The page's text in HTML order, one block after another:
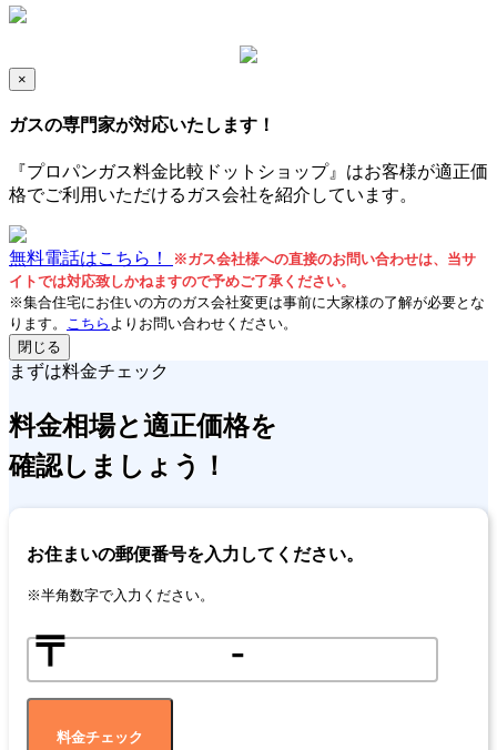
×
ガスの専門家が対応いたします！
『プロパンガス料金比較ドットショップ』はお客様が適正価
格でご利用いただけるガス会社を紹介しています。
無料電話はこちら！
※ガス会社様への直接のお問い合わせは、当サ
イトでは対応致しかねますので予めご了承ください。
※集合住宅にお住いの方のガス会社変更は事前に大家様の了解が必要とな
ります。 こちら よりお問い合わせください。
閉じる
まずは料金チェック
料金相場と適正価格を
確認しましょう！
お住まいの郵便番号を入力してください。
※半角数字で入力ください。
〒 -
料金チェック